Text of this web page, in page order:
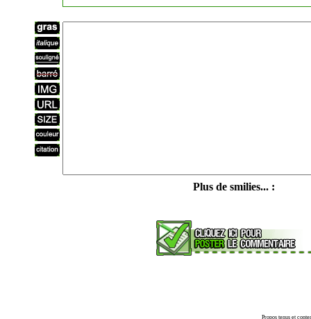
Plus de smilies... :
Propos tenus et